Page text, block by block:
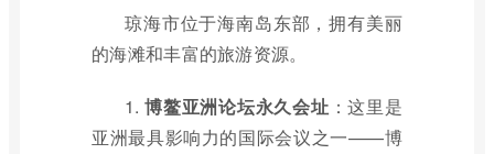
琼海市位于海南岛东部，拥有美丽
的海滩和丰富的旅游资源。
1.博鳌亚洲论坛永久会址 ：这里是
亚洲最具影响力的国际会议之一——博